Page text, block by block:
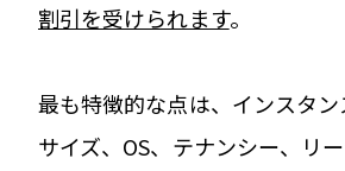
割引を受けられます。
最も特徴的な点は、インスタン
サイズ、OS、テナンシー、リ